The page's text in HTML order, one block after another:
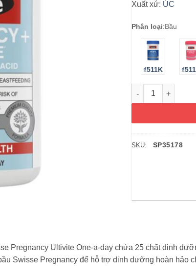
Xuất xứ: ÚC
Phân loại:Bầu
₫511K
Vitamin cho bà
SKU: SP35178
Pregnancy Ultivite One-a-day chứa 25 chất dinh
Swisse Pregnancy để hỗ trợ dinh dưỡng hoàn hảo